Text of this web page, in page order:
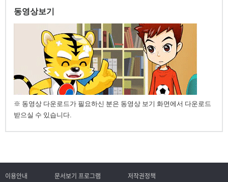
동영상보기
※ 동영상 다운로드가 필요하신 분은 동영상 보기 화면에서 다운로드
받으실 수 있습니다.
이용안내 문서보기 프로그램 저작권정책